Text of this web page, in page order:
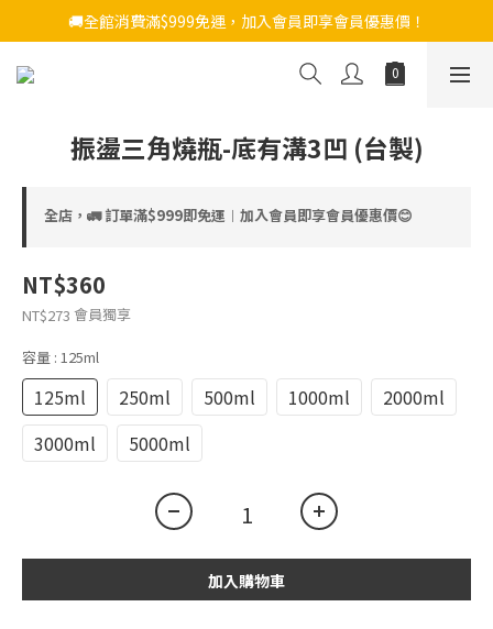
🚚全館消費滿$999免運，加入會員即享會員優惠價！
振盪三角燒瓶-底有溝3凹 (台製)
全店，🚛 訂單滿$999即免運︱加入會員即享會員優惠價😊
NT$360
NT$273 會員獨享
容量 : 125ml
125ml 250ml 500ml 1000ml
2000ml
3000ml
5000ml
加入購物車